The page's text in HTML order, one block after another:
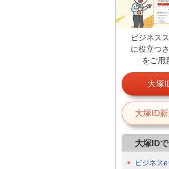
ビジネス
に役立つ
をご用
大塚
大塚ID
大塚ID
ビジネス